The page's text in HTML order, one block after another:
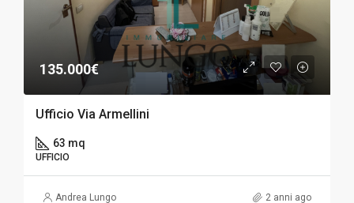
135.000€
Ufficio Via Armellini
63 mq
UFFICIO
Andrea Lungo 2 anni ago